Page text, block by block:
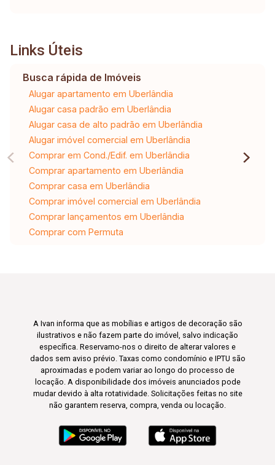
Links Úteis
Busca rápida de Imóveis
Alugar apartamento em Uberlândia
Alugar casa padrão em Uberlândia
Alugar casa de alto padrão em Uberlândia
Alugar imóvel comercial em Uberlândia
Comprar em Cond./Edif. em Uberlândia
Comprar apartamento em Uberlândia
Comprar casa em Uberlândia
Comprar imóvel comercial em Uberlândia
Comprar lançamentos em Uberlândia
Comprar com Permuta
A Ivan informa que as mobílias e artigos de decoração são
ilustrativos e não fazem parte do imóvel, salvo indicação
específica. Reservamo-nos o direito de alterar valores e
dados sem aviso prévio. Taxas como condomínio e IPTU são
aproximadas e podem variar ao longo do processo de
locação. A disponibilidade dos imóveis anunciados pode
mudar devido à alta rotatividade. Solicitações feitas no site
não garantem reserva, compra, venda ou locação.